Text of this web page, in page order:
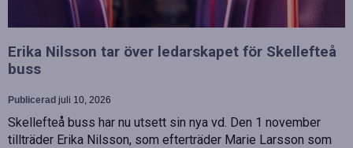
Erika Nilsson tar över ledarskapet för Skellefteå
buss
Publicerad juli 10, 2026
Skellefteå buss har nu utsett sin nya vd. Den 1 november
tillträder Erika Nilsson, som efterträder Marie Larsson som